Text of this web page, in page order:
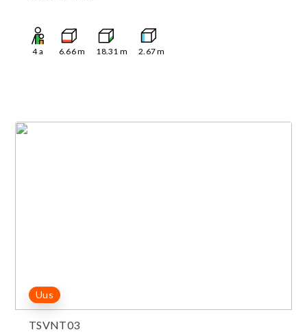
4a 6.66m 18.31 m 2.67m
Uus
TSVNT03